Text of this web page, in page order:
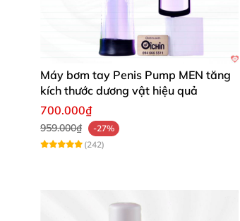
Máy bơm tay Penis Pump MEN tăng
kích thước dương vật hiệu quả
700.000₫
959.000₫
-27%
(242)